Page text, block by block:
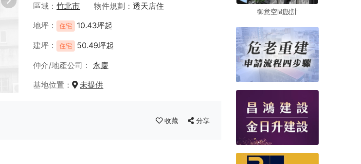
區域 竹北市 物件規劃
透天店住
地坪
住宅 10.43坪起
建坪 住宅 50.49坪起
仲介/地產公司
永慶
基地位置
未提供
收藏 分享
御意空間設計
御意空間設計
御意空間設計